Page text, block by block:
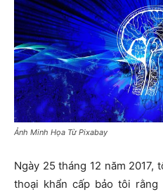
Ảnh Minh Họa Từ Pixabay
Ngày 25 tháng 12 năm
thoại khẩn cấp bảo tôi